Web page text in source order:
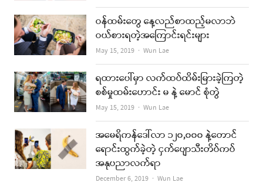
ဝန်ထမ်းတွေ နေ့လည်စာထည့်မလာဘဲ
ဝယ်စားရတဲ့အကြောင်းရင်းများ
May 15, 2019 Author
Wun Lae
ရထားပေါ်မှာ လက်ထပ်ထိမ်းမြားခဲ့ကြတဲ့
စစ်မှုထမ်းဟောင်း မ နဲ့ မောင် စုံတွဲ
May 15, 2019 Author
Wun Lae
အမေရိကန်ဒေါ်လာ ၁၂၀,၀၀၀ နဲ့တောင်
ရောင်းထွက်ခဲ့တဲ့ ငှက်ပျောသီးတိပ်ကပ်
အနုပညာလက်ရာ
December 6, 2019 Author
Wun Lae